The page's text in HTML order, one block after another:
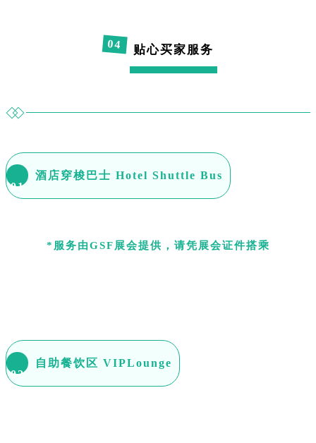
04 贴心买家服务
01
酒店穿梭巴士 Hotel Shuttle Bus
*服务由GSF展会提供，请凭展会证件搭乘
02
自助餐饮区 VIPLounge